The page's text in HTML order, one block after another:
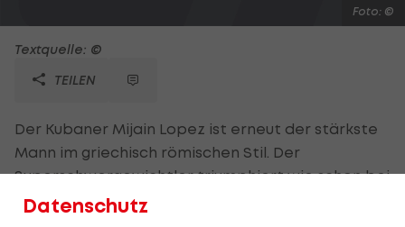
Foto: ©
Textquelle: ©
TEILEN
Der Kubaner Mijain Lopez ist erneut der stärkste
Mann im griechisch römischen Stil. Der
Superschwergewichtler triumphiert wie schon bei
den Spielen in Peking 2008 im Ringen in der Klasse
Datenschutz